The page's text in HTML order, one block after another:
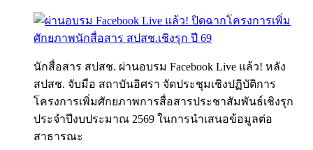
นักสื่อสาร สปสช. ผ่านอบรม Facebook Live แล้ว! หลัง
สปสช. จับมือ สถาบันอิศรา จัดประชุมเชิงปฏิบัติการ
โครงการเพิ่มศักยภาพการสื่อสารประชาสัมพันธ์เชิงรุก
ประจำปีงบประมาณ 2569 ในการนำเสนอข้อมูลต่อ
สาธารณะ